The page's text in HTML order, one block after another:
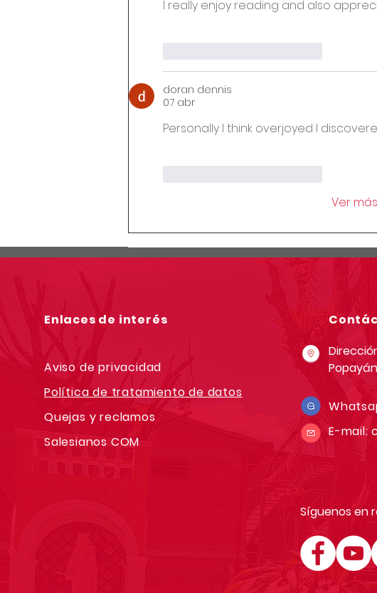
I really enjoy reading and also
doran dennis
07 abr
Personally I think overjoyed I
Ver
Enlaces de interés
Aviso de privacidad
Política de tratamiento de datos
Quejas y reclamos
Salesianos COM
E-mail:
Síguenos en